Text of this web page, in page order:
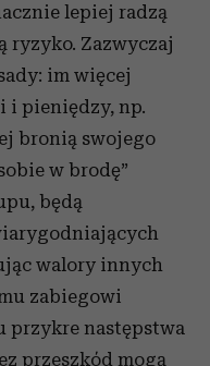
lepiej radzą
ryzyko. Zazwyczaj
im więcej
i pieniędzy, np.
bronią swojego
w brodę”
będą
walory innych
zabiegowi
następstwa
przeszkód mogą